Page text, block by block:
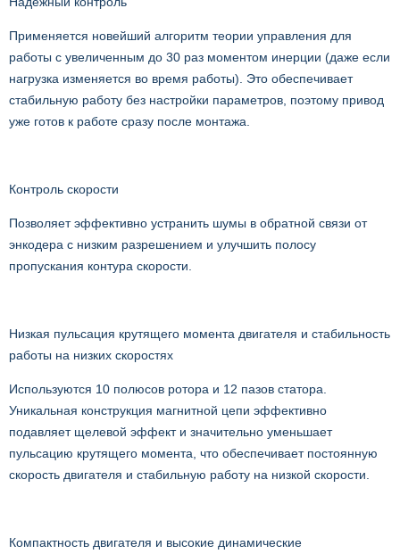
Применяется новейший алгоритм теории управления для
работы с увеличенным до 30 раз моментом инерции (даже если
нагрузка изменяется во время работы). Это обеспечивает
стабильную работу без настройки параметров, поэтому привод
уже готов к работе сразу после монтажа.
Контроль скорости
Позволяет эффективно устранить шумы в обратной связи от
энкодера с низким разрешением и улучшить полосу
пропускания контура скорости.
Низкая пульсация крутящего момента двигателя и стабильность
работы на низких скоростях
Используются 10 полюсов ротора и 12 пазов статора.
Уникальная конструкция магнитной цепи эффективно
подавляет щелевой эффект и значительно уменьшает
пульсацию крутящего момента, что обеспечивает постоянную
скорость двигателя и стабильную работу на низкой скорости.
Компактность двигателя и высокие динамические